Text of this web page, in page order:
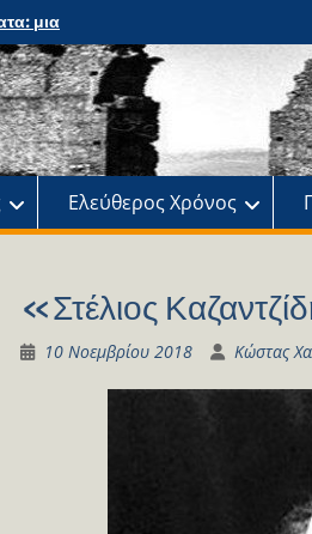
μια
Φιξ
του
της
από
Ελεύθερος Χρόνος
«Στέλιος
10 Νοεμβρίου 2018 Κώστας